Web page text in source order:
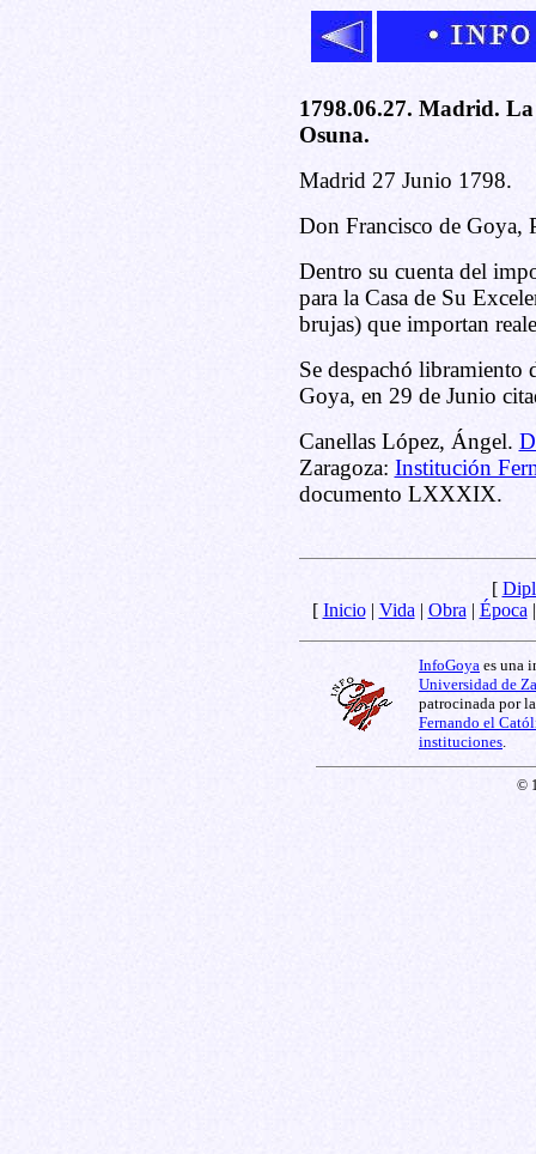
1798.06.27. Madrid.
Osuna.
Madrid 27 Junio 1798.
Don Francisco de Goya,
Dentro su cuenta del
para la Casa de Su
brujas) que importan
Se despachó libramiento
Goya, en 29 de Junio
Canellas López, Ángel.
Zaragoza: Institución
documento LXXXIX.
[
[ Inicio| Vida | Obra | Época
InfoGoya es una
Universidad de
patrocinada por
Fernando el
instituciones
©